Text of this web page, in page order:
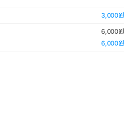
3,000원
6,000원
6,000원